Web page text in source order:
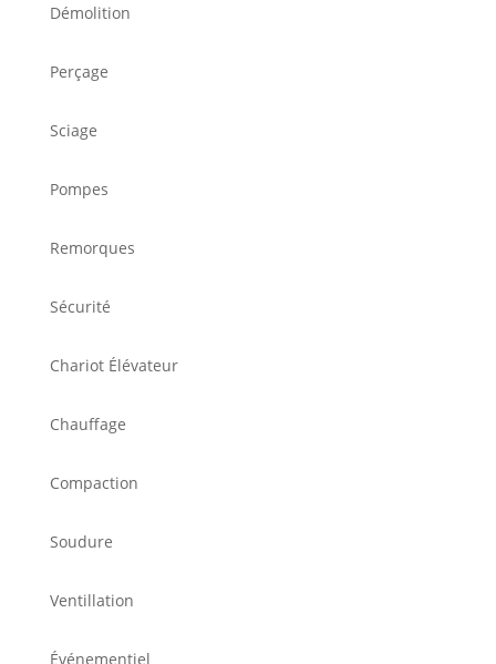
Démolition
Perçage
Sciage
Pompes
Remorques
Sécurité
Chariot Élévateur
Chauffage
Compaction
Soudure
Ventillation
Événementiel